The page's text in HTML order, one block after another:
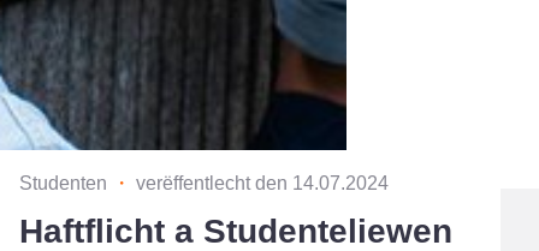
Studenten ・ verëffentlecht den 14.07.2024
Haftflicht a Studenteliewen